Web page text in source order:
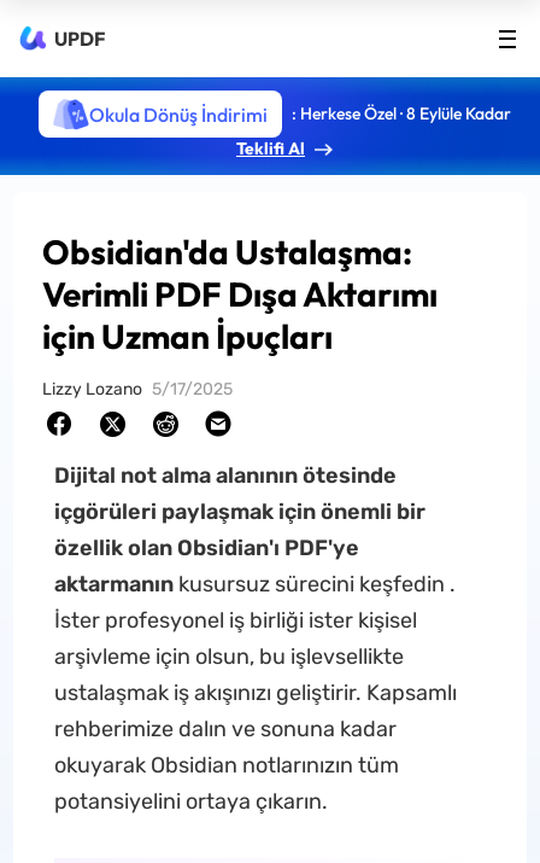
UPDF
Okula Dönüş İndirimi
: Herkese Özel · 8 Eylüle Kadar
Teklifi Al
Obsidian'da Ustalaşma:
Verimli PDF Dışa Aktarımı
için Uzman İpuçları
Lizzy Lozano 5/17/2025
Dijital not alma alanının ötesinde
içgörüleri paylaşmak için önemli bir
özellik olan Obsidian'ı PDF'ye
aktarmanınkusursuz sürecini keşfedin .
İster profesyonel iş birliği ister kişisel
arşivleme için olsun, bu işlevsellikte
ustalaşmak iş akışınızı geliştirir. Kapsamlı
rehberimize dalın ve sonuna kadar
okuyarak Obsidian notlarınızın tüm
potansiyelini ortaya çıkarın.